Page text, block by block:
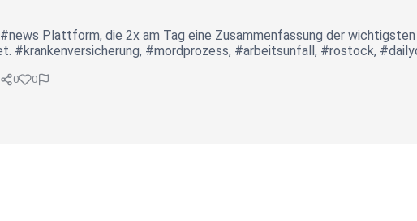
Plattform, die 2x am Tag eine Zusammenfassung der
#krankenversicherung, #mordprozess, #arbeitsunfall, #rostock,
0 0